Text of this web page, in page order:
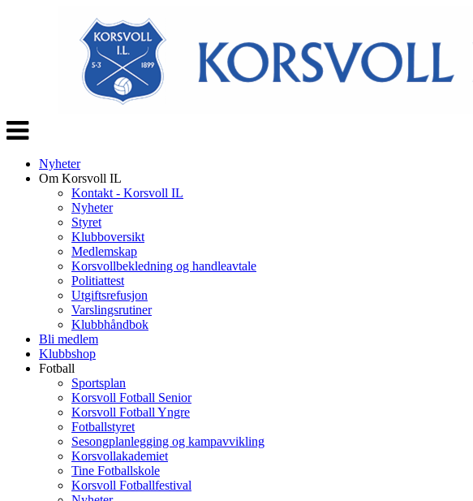
Veksle
navigasjon
Nyheter
Om Korsvoll IL
Kontakt - Korsvoll IL
Nyheter
Styret
Klubboversikt
Medlemskap
Korsvollbekledning og handleavtale
Politiattest
Utgiftsrefusjon
Varslingsrutiner
Klubbhåndbok
Bli medlem
Klubbshop
Fotball
Sportsplan
Korsvoll Fotball Senior
Korsvoll Fotball Yngre
Fotballstyret
Sesongplanlegging og kampavvikling
Korsvollakademiet
Tine Fotballskole
Korsvoll Fotballfestival